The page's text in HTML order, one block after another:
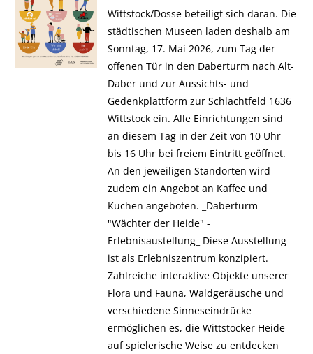
Wittstock/Dosse beteiligt sich daran. Die
städtischen Museen laden deshalb am
Sonntag, 17. Mai 2026, zum Tag der
offenen Tür in den Daberturm nach Alt-
Daber und zur Aussichts- und
Gedenkplattform zur Schlachtfeld 1636
Wittstock ein. Alle Einrichtungen sind
an diesem Tag in der Zeit von 10 Uhr
bis 16 Uhr bei freiem Eintritt geöffnet.
An den jeweiligen Standorten wird
zudem ein Angebot an Kaffee und
Kuchen angeboten. _Daberturm
"Wächter der Heide" -
Erlebnisaustellung_ Diese Ausstellung
ist als Erlebniszentrum konzipiert.
Zahlreiche interaktive Objekte unserer
Flora und Fauna, Waldgeräusche und
verschiedene Sinneseindrücke
ermöglichen es, die Wittstocker Heide
auf spielerische Weise zu entdecken